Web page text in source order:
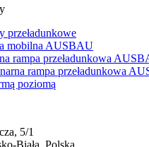
przeładunkowe
mobilna AUSBAU
rampa przeładunkowa
rampa przeładunkowa
poziomą
5/1
Biała, Polska